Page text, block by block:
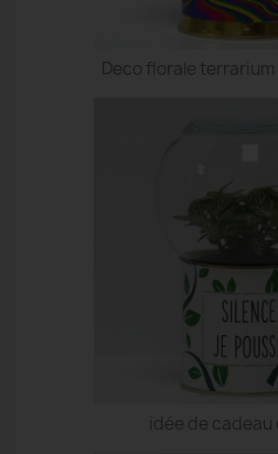
Deco florale
idée de